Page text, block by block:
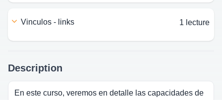
vinculos - links 1 lecture
Description
En este curso, veremos en detalle las capacidades de